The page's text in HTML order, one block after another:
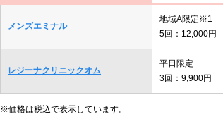
メンズエミナル
地域A限定※1
5回：12,000円
レジーナクリニックオム
平日限定
3回：9,900円
※価格は税込で表示しています。